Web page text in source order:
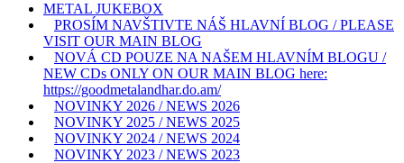
METAL JUKEBOX
PROSÍM NAVŠTIVTE NÁŠ HLAVNÍ BLOG / PLEASE
VISIT OUR MAIN BLOG
NOVÁ CD POUZE NA NAŠEM HLAVNÍM BLOGU /
NEW CDs ONLY ON OUR MAIN BLOG here:
https://goodmetalandhar.do.am/
NOVINKY 2026 / NEWS 2026
NOVINKY 2025 / NEWS 2025
NOVINKY 2024 / NEWS 2024
NOVINKY 2023 / NEWS 2023